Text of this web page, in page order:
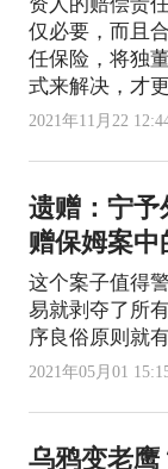
仅必要，而且
任保险，将独
式来解决，才
2021年11月22
遗赠：宁予
赠保姆案
这个案子值得
易就剥夺了所
序良俗原则就
2021年05月01
乌鸦变老鹰